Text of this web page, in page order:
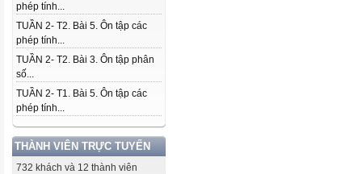
phép tính...
TUẦN 2- T2. Bài 5. Ôn tập các
phép tính...
TUẦN 2- T2. Bài 3. Ôn tập phân
số...
TUẦN 2- T1. Bài 5. Ôn tập các
phép tính...
THÀNH VIÊN TRỰC TUYẾN
732 khách và 12 thành viên